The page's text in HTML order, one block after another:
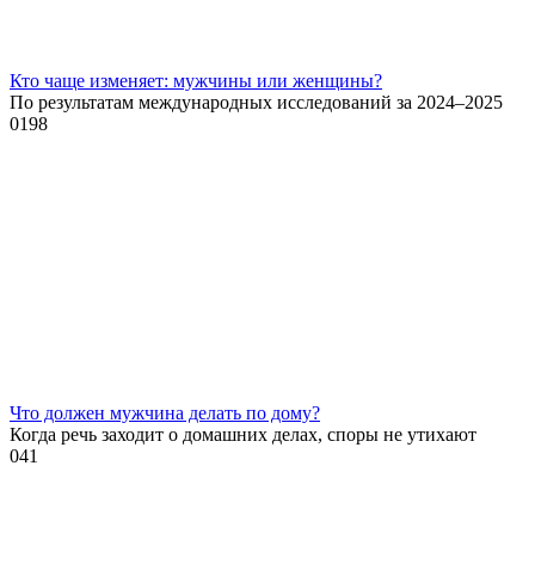
Кто чаще изменяет: мужчины или женщины?
По результатам международных исследований за 2024–2025
0198
Что должен мужчина делать по дому?
Когда речь заходит о домашних делах, споры не утихают
041